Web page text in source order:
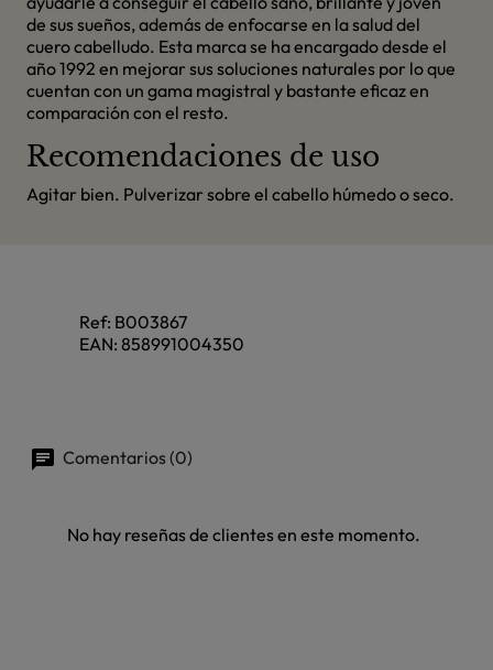
de sus sueños, además de enfocarse en la salud del
cuero cabelludo. Esta marca se ha encargado desde el
año 1992 en mejorar sus soluciones naturales por lo que
cuentan con un gama magistral y bastante eficaz en
comparación con el resto.
Recomendaciones de uso
Agitar bien. Pulverizar sobre el cabello húmedo o seco.
Ref: B003867
EAN: 858991004350
Comentarios (0)
No hay reseñas de clientes en este momento.